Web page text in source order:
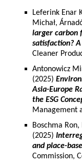
Leferink Enar
Michał,
larger carbon
satisfaction?
Cleaner
Antonowicz
(2025)
Asia-Europe
the ESG
Management
Boschma
(2025)
and place-
Commission,